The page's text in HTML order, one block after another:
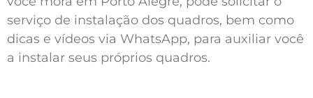
serviço de instalação dos quadros, bem como
dicas e vídeos via WhatsApp, para auxiliar você
a instalar seus próprios quadros.